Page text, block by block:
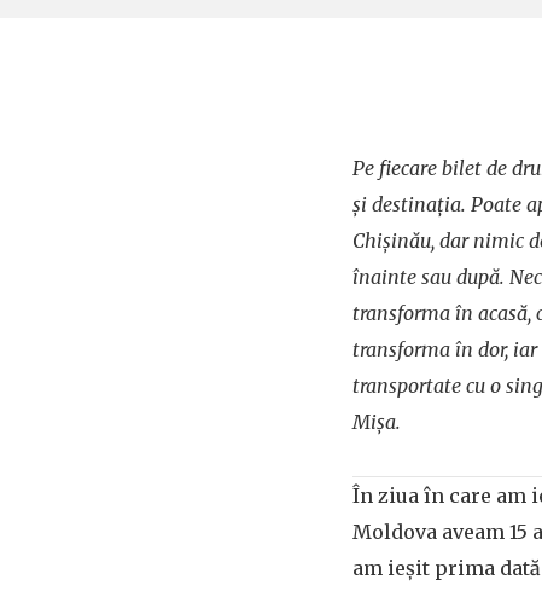
Pe fiecare bilet de
și destinația. Poate
Chișinău, dar nimic
înainte sau după.
transforma în acasă,
transforma în dor,
transportate cu o
Mișa.
În ziua în care am
Moldova aveam 15
am ieșit prima